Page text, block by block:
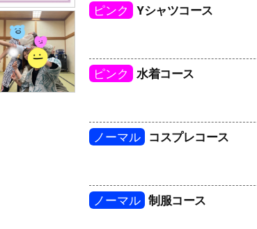
ピンク Yシャツコース
ピンク
水着コース
ノーマル コスプレコース
ノーマル 制服コース